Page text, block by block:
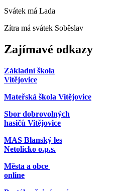
Svátek má Lada
Zítra má svátek Soběslav
Zajímavé odkazy
Základní škola
Vitějovice
Mateřská škola Vitějovice
Sbor dobrovolných
hasičů Vitějovice
MAS Blanský les
Netolicko o.p.s.
Města a obce
online